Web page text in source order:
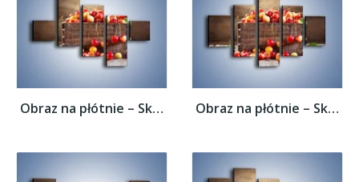
Obraz na płótnie – Skrzynka nazrywanych... Obraz na płótnie – Skrzynka nazrywanych...